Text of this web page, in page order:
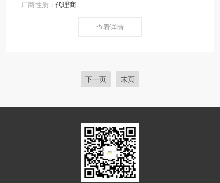
混气，然后导入到管式炉内部。
厂商性质：代理商
查看详情
下一页 末页